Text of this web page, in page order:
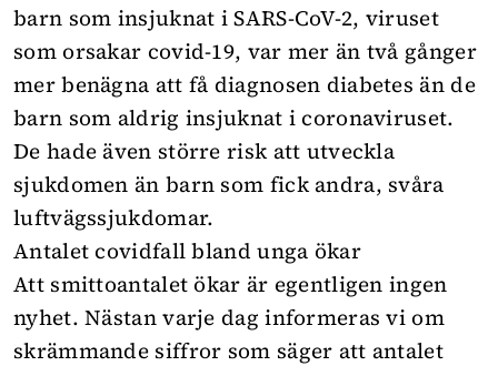
barn som insjuknat i SARS-CoV-2, viruset
som orsakar covid-19, var mer än två gånger
mer benägna att få diagnosen diabetes än de
barn som aldrig insjuknat i coronaviruset.
De hade även större risk att utveckla
sjukdomen än barn som fick andra, svåra
luftvägssjukdomar.
Antalet covidfall bland unga ökar
Att smittoantalet ökar är egentligen ingen
nyhet. Nästan varje dag informeras vi om
skrämmande siffror som säger att antalet